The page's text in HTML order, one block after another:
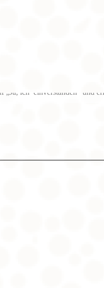
„Ja, ich einverstanden“ und